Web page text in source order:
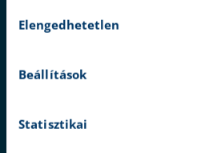
kiválasztása
Elengedhetetlen
Beállítások
Statisztikai